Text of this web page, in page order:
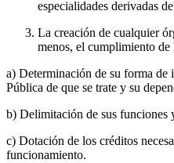
especialidades derivadas
La creación de cualquier
menos, el cumplimiento de
a) Determinación de su forma
Pública de que se trate y su
b) Delimitación de sus funciones
c) Dotación de los créditos
funcionamiento.